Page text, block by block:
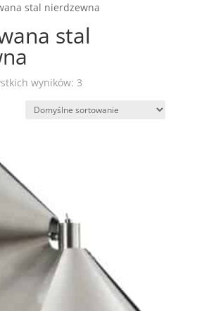
stal nierdzewna
stal
wyników: 3